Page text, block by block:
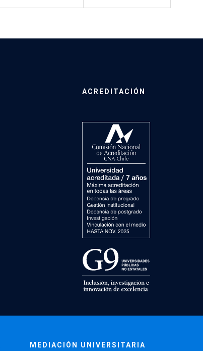
ACREDITACIÓN
MEDIACIÓN UNIVERSITARIA